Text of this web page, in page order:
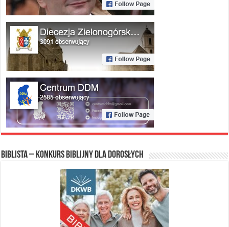
Biblista – konkurs biblijny dla dorosłych